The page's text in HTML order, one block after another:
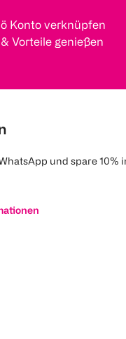
Konto verknüpfen
& Vorteile genießen
und spare 10%